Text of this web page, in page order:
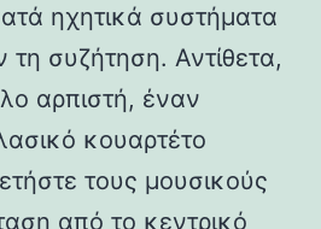
ηχητικά συστήματα
συζήτηση. Αντίθετα,
αρπιστή, έναν
κουαρτέτο
τους μουσικούς
από το κεντρικό